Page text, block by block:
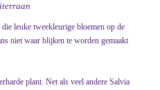
leuke tweekleurige bloemen op de
niet waar blijken te worden gemaakt
plant. Net als veel andere Salvia